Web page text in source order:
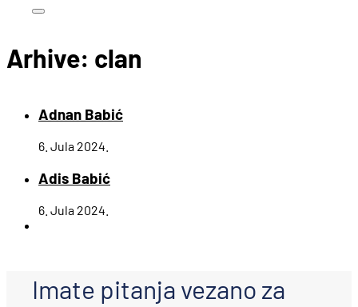
Arhive: clan
Adnan Babić
6. Jula 2024.
Adis Babić
6. Jula 2024.
Imate pitanja vezano za